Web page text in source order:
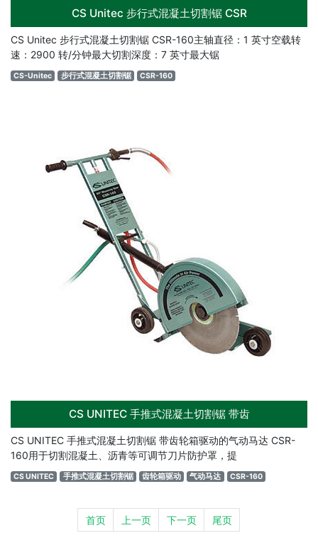
CS Unitec 步行式混凝土切割锯 CSR
CS Unitec 步行式混凝土切割锯 CSR-160主轴直径：1 英寸空载转
速：2900 转/分钟最大切割深度：7 英寸最大锯
CS-Unitec 步行式混凝土切割锯 CSR-160
CS UNITEC 手推式混凝土切割锯 带齿
CS UNITEC 手推式混凝土切割锯 带齿轮箱驱动的气动马达 CSR-
160用于切割混凝土、沥青等可调节刀片防护罩，提
CS UNITEC 手推式混凝土切割锯 齿轮箱驱动 气动马达 CSR-160
首页 上一页 下一页 尾页